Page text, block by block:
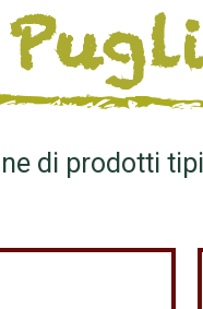
di prodotti